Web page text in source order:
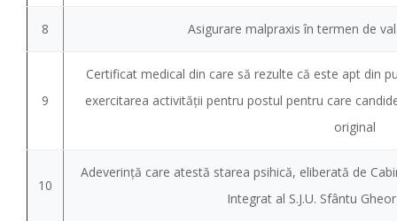
8 Asigurare malpraxis în termen de
9
Certificat medical din care să rezulte că este apt din
exercitarea activității pentru postul pentru care
original
10
Adeverință care atestă starea psihică, eliberată de
Integrat al S.J.U. Sfântu